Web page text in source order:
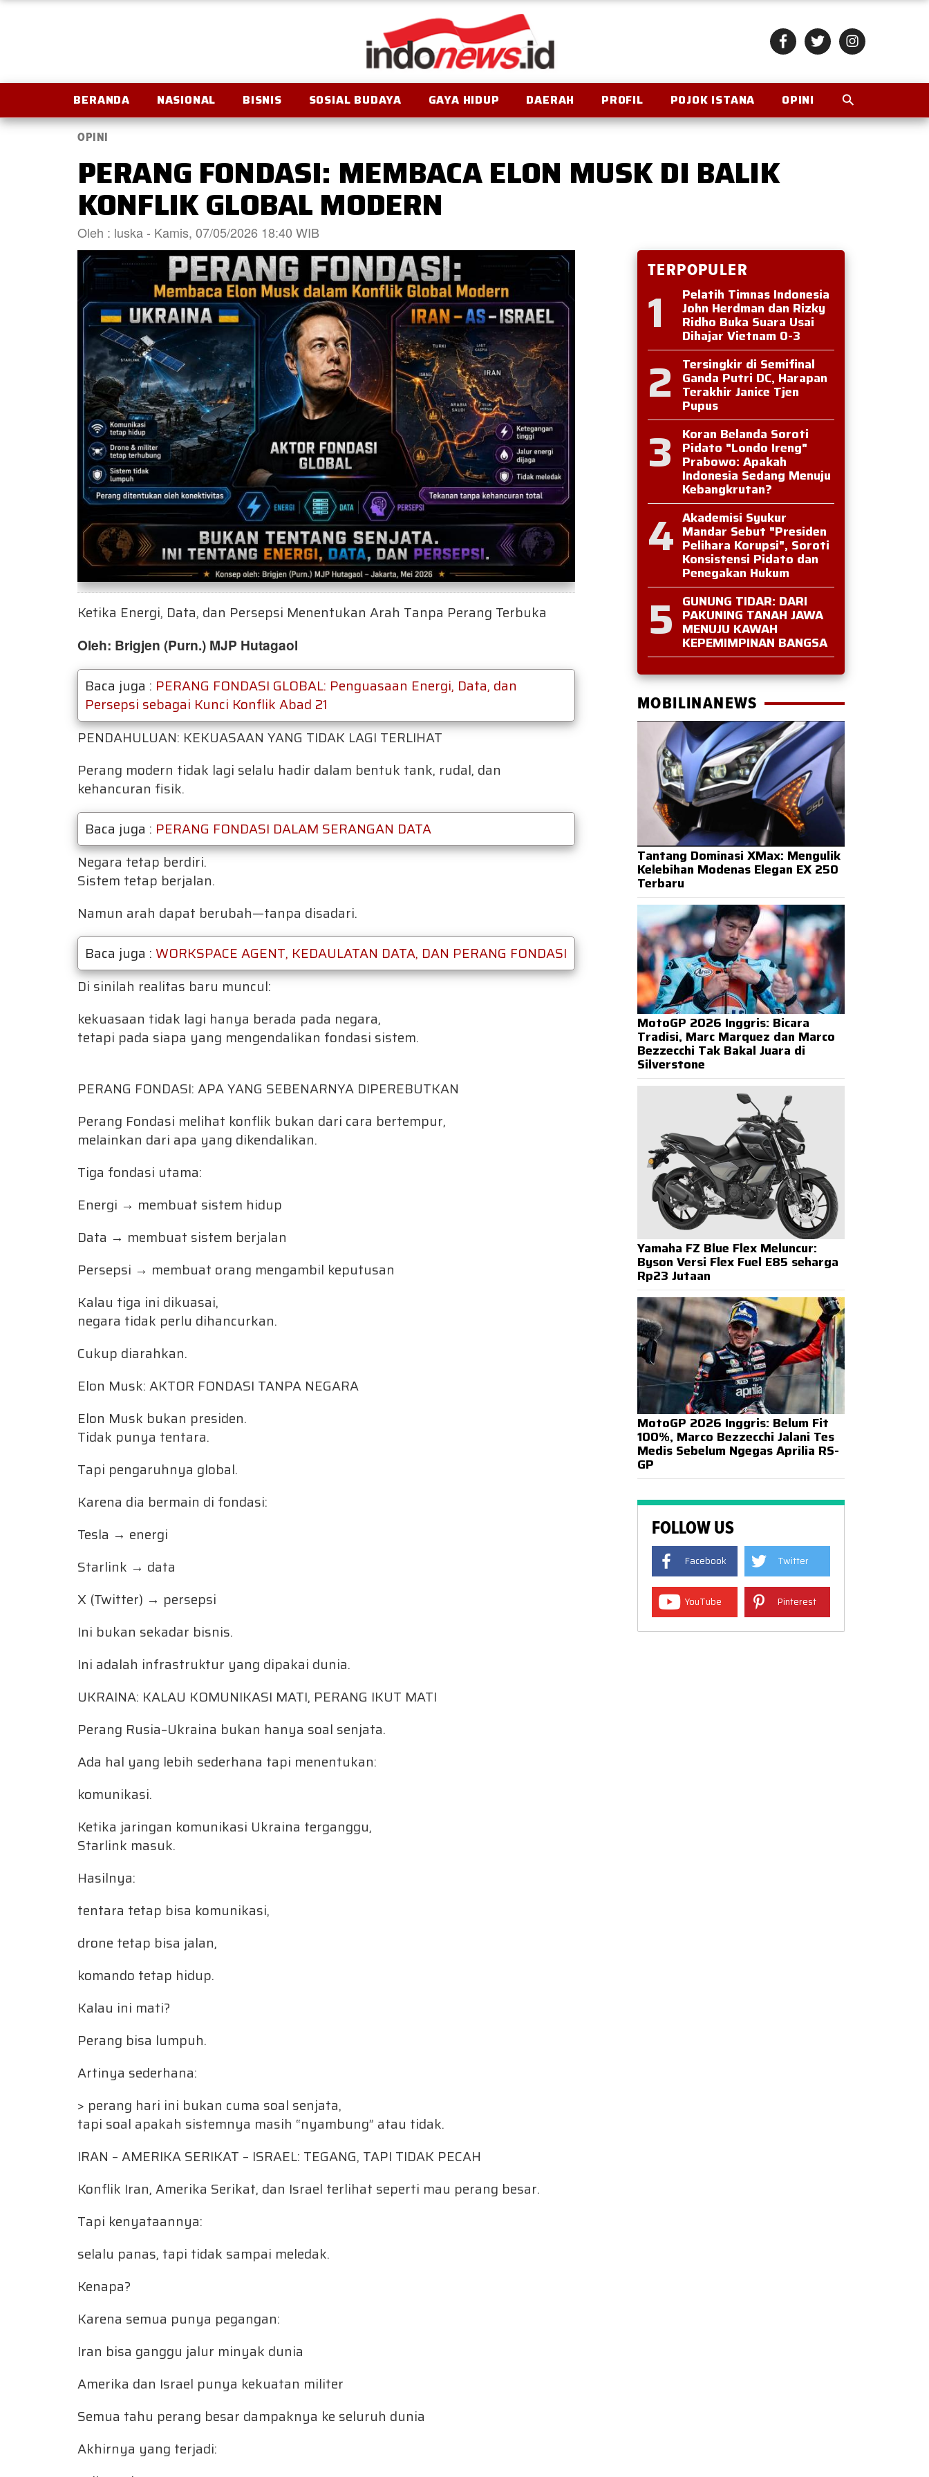
BERANDA NASIONAL BISNIS SOSIAL BUDAYA GAYA HIDUP DAERAH PROFIL POJOK ISTANA OPINI
OPINI
PERANG FONDASI: MEMBACA ELON MUSK DI BALIK
KONFLIK GLOBAL MODERN
Oleh : luska - Kamis, 07/05/2026 18:40 WIB
Ketika Energi, Data, dan Persepsi Menentukan Arah Tanpa Perang Terbuka
Oleh: Brigjen (Purn.) MJP Hutagaol
Baca juga : PERANG FONDASI GLOBAL: Penguasaan Energi, Data, dan
Persepsi sebagai Kunci Konflik Abad 21
PENDAHULUAN: KEKUASAAN YANG TIDAK LAGI TERLIHAT
Perang modern tidak lagi selalu hadir dalam bentuk tank, rudal, dan
kehancuran fisik.
Baca juga : PERANG FONDASI DALAM SERANGAN DATA
Negara tetap berdiri.
Sistem tetap berjalan.
Namun arah dapat berubah—tanpa disadari.
Baca juga : WORKSPACE AGENT, KEDAULATAN DATA, DAN PERANG FONDASI
Di sinilah realitas baru muncul:
kekuasaan tidak lagi hanya berada pada negara,
tetapi pada siapa yang mengendalikan fondasi sistem.
PERANG FONDASI: APA YANG SEBENARNYA DIPEREBUTKAN
Perang Fondasi melihat konflik bukan dari cara bertempur,
melainkan dari apa yang dikendalikan.
Tiga fondasi utama:
Energi → membuat sistem hidup
Data → membuat sistem berjalan
Persepsi → membuat orang mengambil keputusan
Kalau tiga ini dikuasai,
negara tidak perlu dihancurkan.
Cukup diarahkan.
Elon Musk: AKTOR FONDASI TANPA NEGARA
Elon Musk bukan presiden.
Tidak punya tentara.
Tapi pengaruhnya global.
Karena dia bermain di fondasi:
Tesla → energi
Starlink → data
X (Twitter) → persepsi
Ini bukan sekadar bisnis.
Ini adalah infrastruktur yang dipakai dunia.
UKRAINA: KALAU KOMUNIKASI MATI, PERANG IKUT MATI
Perang Rusia–Ukraina bukan hanya soal senjata.
Ada hal yang lebih sederhana tapi menentukan:
komunikasi.
Ketika jaringan komunikasi Ukraina terganggu,
Starlink masuk.
Hasilnya:
tentara tetap bisa komunikasi,
drone tetap bisa jalan,
komando tetap hidup.
Kalau ini mati?
Perang bisa lumpuh.
Artinya sederhana:
> perang hari ini bukan cuma soal senjata,
tapi soal apakah sistemnya masih “nyambung” atau tidak.
IRAN – AMERIKA SERIKAT – ISRAEL: TEGANG, TAPI TIDAK PECAH
Konflik Iran, Amerika Serikat, dan Israel terlihat seperti mau perang besar.
Tapi kenyataannya:
selalu panas, tapi tidak sampai meledak.
Kenapa?
Karena semua punya pegangan:
Iran bisa ganggu jalur minyak dunia
Amerika dan Israel punya kekuatan militer
Semua tahu perang besar dampaknya ke seluruh dunia
Akhirnya yang terjadi:
TERPOPULER
1 Pelatih Timnas Indonesia
John Herdman dan Rizky
Ridho Buka Suara Usai
Dihajar Vietnam 0-3
2 Tersingkir di Semifinal
Ganda Putri DC, Harapan
Terakhir Janice Tjen
Pupus
3 Koran Belanda Soroti
Pidato "Londo Ireng"
Prabowo: Apakah
Indonesia Sedang Menuju
Kebangkrutan?
4 Akademisi Syukur
Mandar Sebut "Presiden
Pelihara Korupsi", Soroti
Konsistensi Pidato dan
Penegakan Hukum
5 GUNUNG TIDAR: DARI
PAKUNING TANAH JAWA
MENUJU KAWAH
KEPEMIMPINAN BANGSA
MOBILINANEWS
Tantang Dominasi XMax: Mengulik
Kelebihan Modenas Elegan EX 250
Terbaru
MotoGP 2026 Inggris: Bicara
Tradisi, Marc Marquez dan Marco
Bezzecchi Tak Bakal Juara di
Silverstone
Yamaha FZ Blue Flex Meluncur:
Byson Versi Flex Fuel E85 seharga
Rp23 Jutaan
MotoGP 2026 Inggris: Belum Fit
100%, Marco Bezzecchi Jalani Tes
Medis Sebelum Ngegas Aprilia RS-
GP
FOLLOW US
Facebook Twitter
YouTube Pinterest